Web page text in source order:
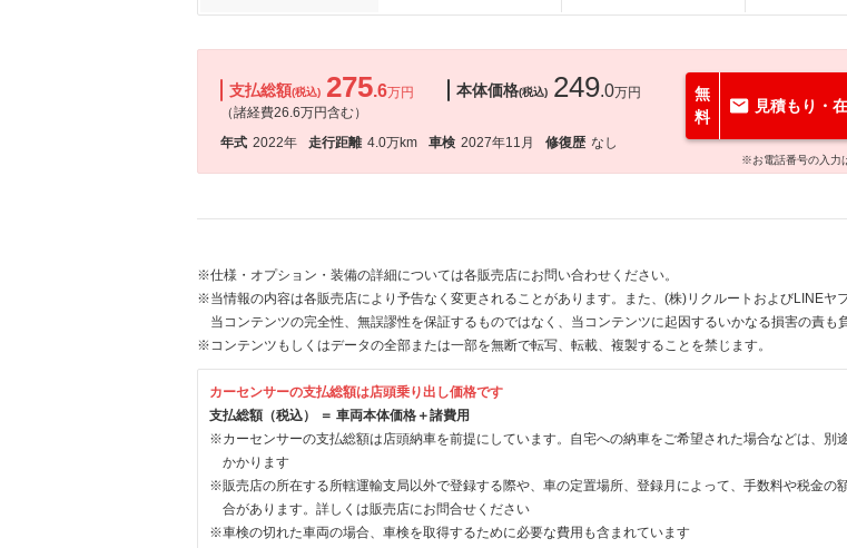
支払総額(税込) 275.6万円
（諸経費26.6万円含む）
本体価格(税込) 249.0万円
年式 2022年 走行距離 4.0万km 車検 2027年11月 修復歴 なし
無
料
見積もり・
※お電話番号の入力
※仕様・オプション・装備の詳細については各販売店にお問い合わせください。
※当情報の内容は各販売店により予告なく変更されることがあります。また、(株)リクルートおよびLINEヤ
当コンテンツの完全性、無誤謬性を保証するものではなく、当コンテンツに起因するいかなる損害の責も
※コンテンツもしくはデータの全部または一部を無断で転写、転載、複製することを禁じます。
カーセンサーの支払総額は店頭乗り出し価格です
支払総額（税込） ＝ 車両本体価格＋諸費用
※カーセンサーの支払総額は店頭納車を前提にしています。自宅への納車をご希望された場合などは、別
かかります
※販売店の所在する所轄運輸支局以外で登録する際や、車の定置場所、登録月によって、手数料や税金の
合があります。詳しくは販売店にお問合せください
※車検の切れた車両の場合、車検を取得するために必要な費用も含まれています